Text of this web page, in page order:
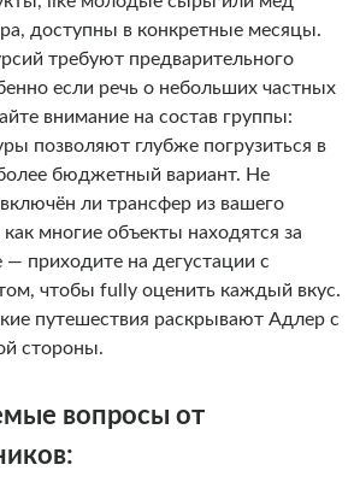
доступны в конкретные месяцы.
требуют предварительного
если речь о небольших частных
внимание на состав группы:
позволяют глубже погрузиться в
бюджетный вариант. Не
ли трансфер из вашего
многие объекты находятся за
приходите на дегустации с
чтобы fully оценить каждый вкус.
путешествия раскрывают Адлер с
стороны.
вопросы от